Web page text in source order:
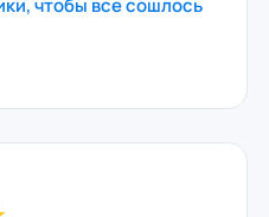
чтобы все сошлось